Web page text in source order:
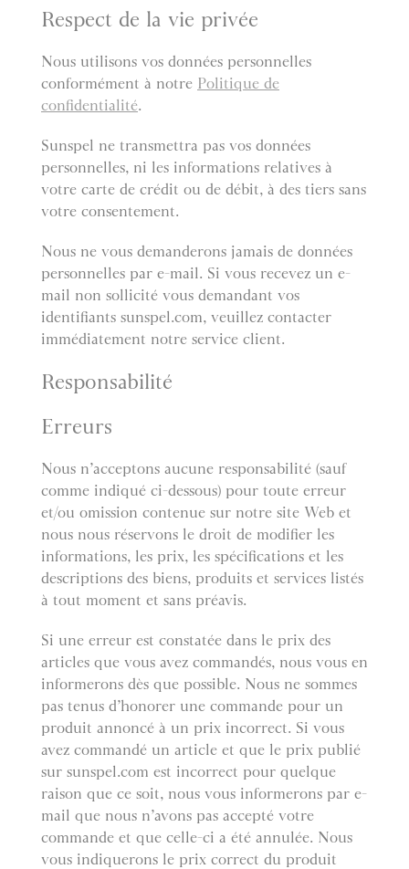
Respect de la vie privée
Nous utilisons vos données personnelles
conformément à notre Politique de
confidentialité.
Sunspel ne transmettra pas vos données
personnelles, ni les informations relatives à
votre carte de crédit ou de débit, à des tiers sans
votre consentement.
Nous ne vous demanderons jamais de données
personnelles par e-mail. Si vous recevez un e-
mail non sollicité vous demandant vos
identifiants sunspel.com, veuillez contacter
immédiatement notre service client.
Responsabilité
Erreurs
Nous n’acceptons aucune responsabilité (sauf
comme indiqué ci-dessous) pour toute erreur
et/ou omission contenue sur notre site Web et
nous nous réservons le droit de modifier les
informations, les prix, les spécifications et les
descriptions des biens, produits et services listés
à tout moment et sans préavis.
Si une erreur est constatée dans le prix des
articles que vous avez commandés, nous vous en
informerons dès que possible. Nous ne sommes
pas tenus d’honorer une commande pour un
produit annoncé à un prix incorrect. Si vous
avez commandé un article et que le prix publié
sur sunspel.com est incorrect pour quelque
raison que ce soit, nous vous informerons par e-
mail que nous n’avons pas accepté votre
commande et que celle-ci a été annulée. Nous
vous indiquerons le prix correct du produit